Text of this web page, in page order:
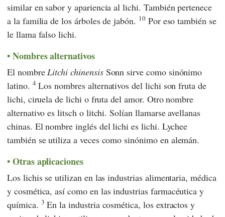
similar en sabor y apariencia al lichi. También pertenece
a la familia de los árboles de jabón. 10Por eso también se
le llama falso lichi.
Nombres alternativos
El nombreLitchi chinensisSonn sirve como sinónimo
latino. 4 Los nombres alternativos del lichi son fruta de
lichi, ciruela de lichi o fruta del amor. Otro nombre
alternativo es litsch o litchi. Solían llamarse avellanas
chinas. El nombre inglés del lichi es lichi. Lychee
también se utiliza a veces como sinónimo en alemán.
Otras aplicaciones
Los lichis se utilizan en las industrias alimentaria, médica
y cosmética, así como en las industrias farmacéutica y
química. 3 En la industria cosmética, los extractos y